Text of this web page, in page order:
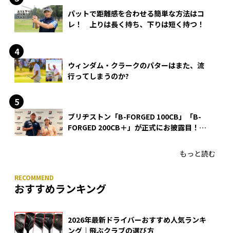
パットで距離感を合わせる簡単な方法はコ
レ！ 上りは長く持ち、下りは短く持つ！
ウィンダム・クラークのパターはまた、流
行ってしまうのか?
ブリヂストン「B-FORGED 100CB」「B-
FORGED 200CB＋」が正式にお披露目！
もっと読む
おすすめランキング
2026年最新ドライバーおすすめ人気ランキ
ング｜飛ぶクラブの選び方